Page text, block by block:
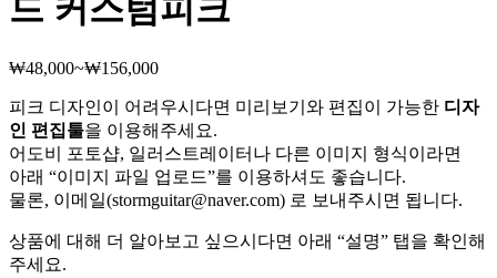
드 커스텀피크
₩48,000~₩156,000가
범
위:
₩48,000~₩156,000
피크 디자인이 어려우시다면 미리보기와 편집이 가능한 디자
인 편집툴을 이용해주세요.
어도비 포토샵, 일러스트레이터나 다른 이미지 형식이라면
아래 “이미지 파일 업로드”를 이용하셔도 좋습니다.
물론, 이메일(stormguitar@naver.com) 로 보내주시면 됩니다.
상품에 대해 더 알아보고 싶으시다면 아래 “설명” 탭을 확인해
주세요.